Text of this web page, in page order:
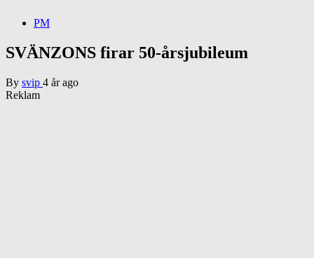
PM
SVÄNZONS firar 50-årsjubileum
By svip 4 år ago
Reklam